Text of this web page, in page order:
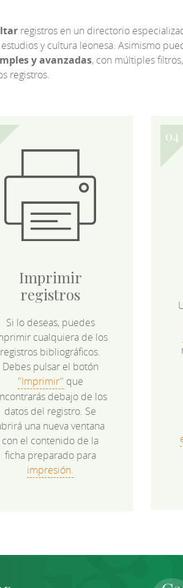
registros en un directorio
y cultura leonesa. Asimismo
y avanzadas, con múltiples
registros.
Imprimir
registros
Si lo deseas, puedes
cualquiera de los
registros bibliográficos.
Debes pulsar el botón
"Imprimir" que
debajo de los
datos del registro. Se
una nueva ventana
con el contenido de la
ficha preparado para
impresión.